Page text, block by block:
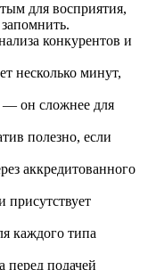
для восприятия,
конкурентов и
несколько минут,
— он сложнее для
полезно, если
аккредитованного
присутствует
каждого типа
перед подачей